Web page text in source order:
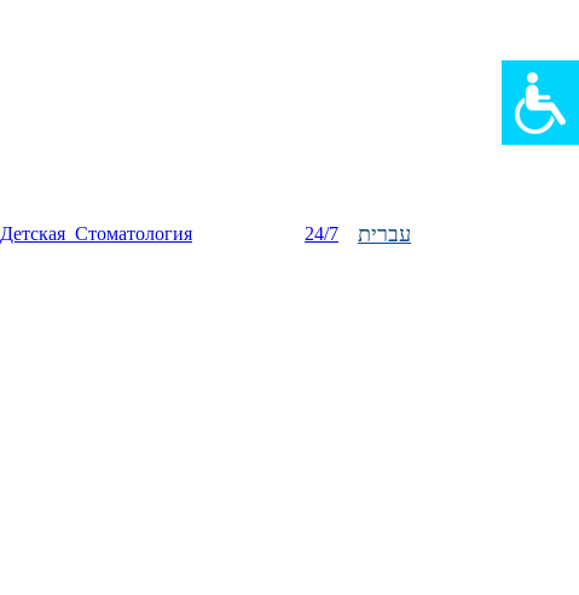
Детская_Стоматология 24/7 עברית